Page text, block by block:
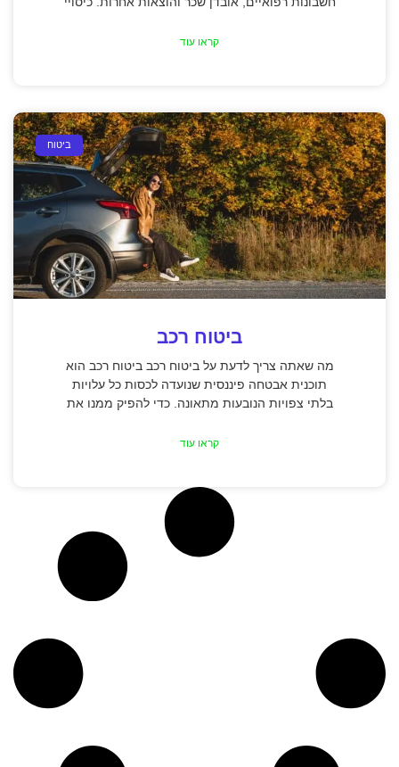
קראו עוד
ביטוח
ביטוח רכב
מה שאתה צריך לדעת על ביטוח רכב ביטוח רכב הוא
תוכנית אבטחה פיננסית שנועדה לכסות כל עלויות
בלתי צפויות הנובעות מתאונה. כדי להפיק ממנו את
קראו עוד